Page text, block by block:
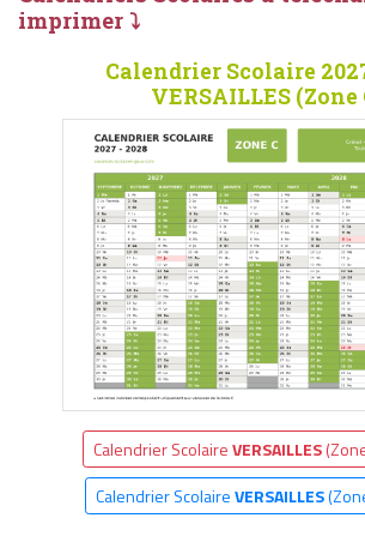
imprimer ⤵
Calendrier Scolaire
VERSAILLES (Zone
Calendrier ScolaireVERSAILLES
Calendrier ScolaireVERSAILLES